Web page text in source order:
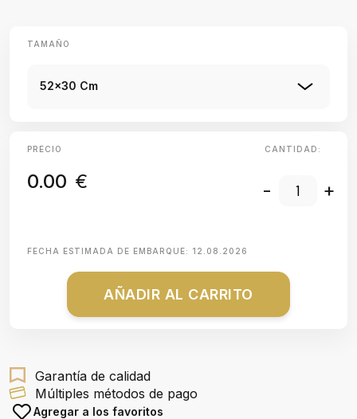
TAMAÑO
52x30 Cm
PRECIO
0.00 €
CANTIDAD:
- +
FECHA ESTIMADA DE EMBARQUE: 12.08.2026
AÑADIR AL CARRITO
Garantía de calidad
Múltiples métodos de pago
Agregar a los favoritos